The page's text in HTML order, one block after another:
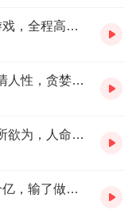
有钱人太会玩了，8名玩家挑战死亡游戏，全程高能毫无人性
岛国电影果然不一般，分分钟让你看清人性，贪婪没有好下场
岛国电影果然变态，有钱人就可以为所欲为，人命在这里不值钱
扯下人类欲望的遮羞布，赢了带走5个亿，输了做奴隶130年（第三集）